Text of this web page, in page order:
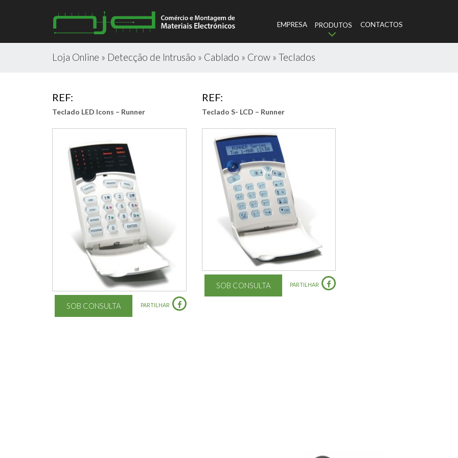
EMPRESA PRODUTOS CONTACTOS
Loja Online » Detecção de Intrusão » Cablado » Crow » Teclados
REF:
Teclado LED Icons – Runner
SOB CONSULTA PARTILHAR
REF:
Teclado S- LCD – Runner
SOB CONSULTA PARTILHAR